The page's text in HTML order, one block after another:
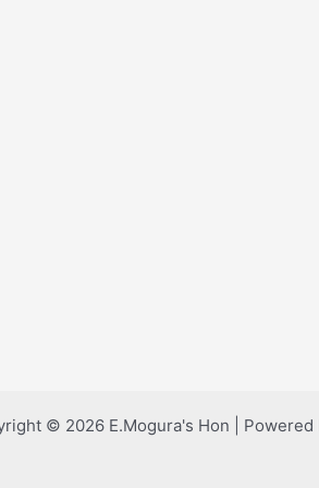
© 2026 E.Mogura's Hon | Powered